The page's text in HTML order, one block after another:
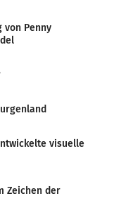
von Penny
visuelle
Zeichen der